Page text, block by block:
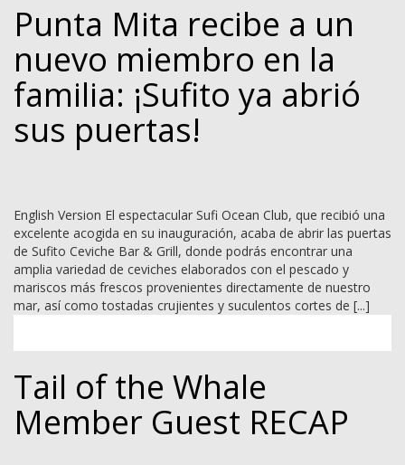
Punta Mita recibe a un
nuevo miembro en la
familia: ¡Sufito ya abrió
sus puertas!
English Version El espectacular Sufi Ocean Club, que recibió una
excelente acogida en su inauguración, acaba de abrir las puertas
de Sufito Ceviche Bar & Grill, donde podrás encontrar una
amplia variedad de ceviches elaborados con el pescado y
mariscos más frescos provenientes directamente de nuestro
mar, así como tostadas crujientes y suculentos cortes de [...]
Tail of the Whale
Member Guest RECAP